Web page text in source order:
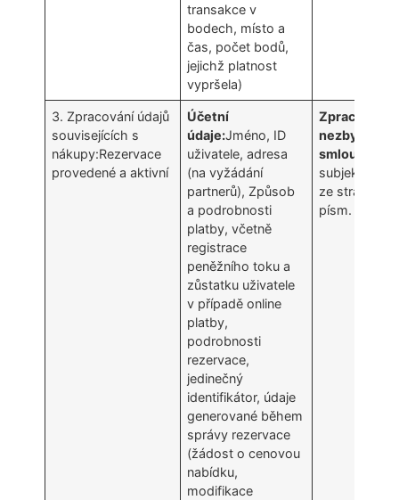
transakce v
bodech, místo a
čas, počet bodů,
jejichž platnost
vypršela)
3. Zpracování údajů
souvisejících s
nákupy:Rezervace
provedené a aktivní
Účetní
údaje:Jméno, ID
uživatele, adresa
(na vyžádání
partnerů), Způsob
a podrobnosti
platby, včetně
registrace
peněžního toku a
zůstatku uživatele
v případě online
platby,
podrobnosti
rezervace,
jedinečný
identifikátor, údaje
generované během
správy rezervace
(žádost o cenovou
nabídku,
modifikace
Zpracování
nezbytné
smlouvy
subjekt
ze stran (čl.
písm. b)